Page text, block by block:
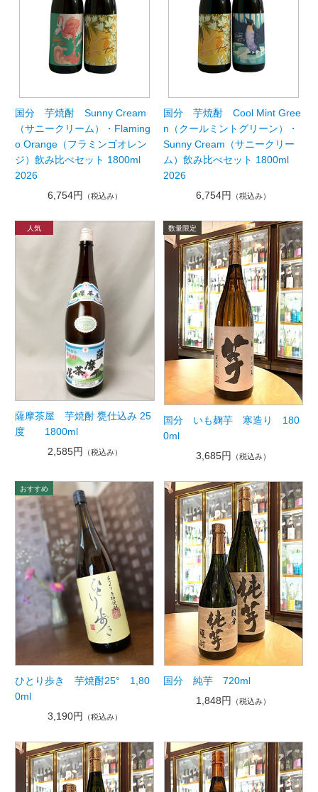
国分 芋焼酎 Sunny Cream
（サニークリーム）・Flaming
o Orange（フラミンゴオレン
ジ）飲み比べセット 1800ml
2026
6,754円
（税込み）
国分 芋焼酎 Cool Mint Gree
n（クールミントグリーン）・
Sunny Cream（サニークリー
ム）飲み比べセット 1800ml
2026
6,754円
（税込み）
薩摩茶屋 芋焼酎 甕仕込み 25
度 1800ml
2,585円
（税込み）
国分 いも麹芋 寒造り 180
0ml
3,685円
（税込み）
ひとり歩き 芋焼酎25° 1,80
0ml
3,190円
（税込み）
国分 純芋 720ml
1,848円
（税込み）